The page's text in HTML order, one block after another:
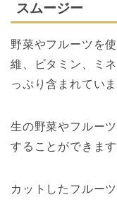
スムージー
野菜やフルーツを
維、ビタミン、ミ
っぷり含まれていま
生の野菜やフルー
することができます
カットしたフルー